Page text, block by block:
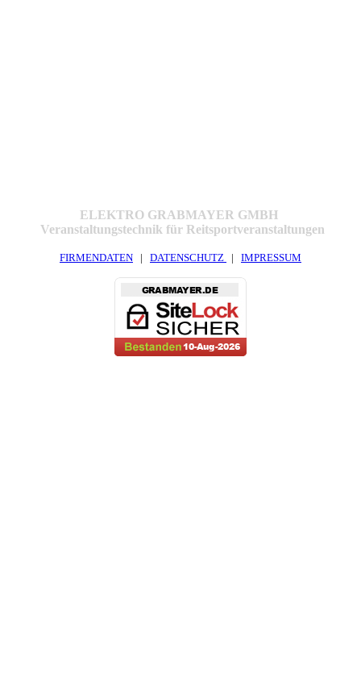
ELEKTRO GRABMAYER GMBH
Veranstaltungstechnik für Reitsportveranstaltungen
FIRMENDATEN DATENSCHUTZ IMPRESSUM